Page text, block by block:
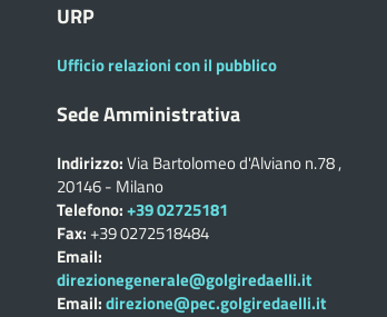
URP
Ufficio relazioni con il pubblico
Sede Amministrativa
Indirizzo:Via Bartolomeo d'Alviano n.78 ,
20146 - Milano
Telefono:+39 02725181
Fax:+39 0272518484
Email:
direzionegenerale@golgiredaelli.it
Email:direzione@pec.golgiredaelli.it